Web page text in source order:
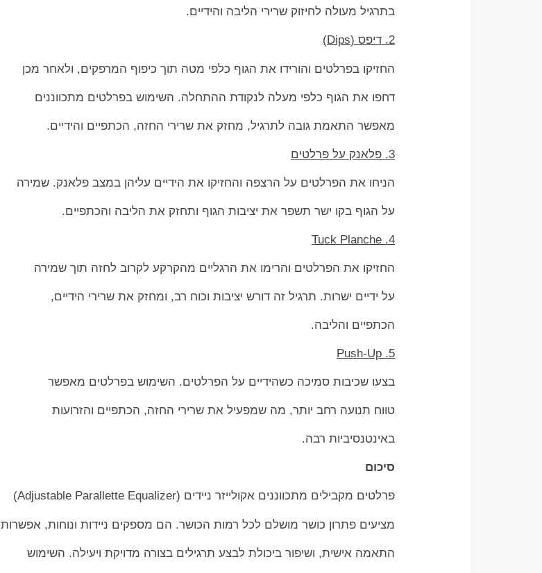
בתרגיל מעולה לחיזוק שרירי הליבה והידיים.
2. דיפס (Dips)
החזיקו בפרלטים והורידו את הגוף כלפי מטה תוך כיפוף המרפקים, ולאחר מכן
דחפו את הגוף כלפי מעלה לנקודת ההתחלה. השימוש בפרלטים מתכווננים
מאפשר התאמת גובה לתרגיל, מחזק את שרירי החזה, הכתפיים והידיים.
3. פלאנק על פרלטים
הניחו את הפרלטים על הרצפה והחזיקו את הידיים עליהן במצב פלאנק. שמירה
על הגוף בקו ישר תשפר את יציבות הגוף ותחזק את הליבה והכתפיים.
4. Tuck Planche
החזיקו את הפרלטים והרימו את הרגליים מהקרקע לקרוב לחזה תוך שמירה
על ידיים ישרות. תרגיל זה דורש יציבות וכוח רב, ומחזק את שרירי הידיים,
הכתפיים והליבה.
5. Push-Up
בצעו שכיבות סמיכה כשהידיים על הפרלטים. השימוש בפרלטים מאפשר
טווח תנועה רחב יותר, מה שמפעיל את שרירי החזה, הכתפיים והזרועות
באינטנסיביות רבה.
סיכום
פרלטים מקבילים מתכווננים אקולייזר ניידים (Adjustable Parallette Equalizer)
מציעים פתרון כושר מושלם לכל רמות הכושר. הם מספקים ניידות ונוחות, אפשרות
התאמה אישית, ושיפור ביכולת לבצע תרגילים בצורה מדויקת ויעילה. השימוש